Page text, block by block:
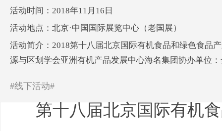
活动时间：2018年11月16日
活动地点：北京·中国国际展览中心（老国展）
活动简介：2018第十八届北京国际有机食品和绿色食品
源与区划学会亚洲有机产品发展中心海名集团协办单位
#线下活动#
第十八届北京国际有机